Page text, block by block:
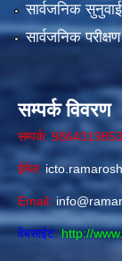
सार्वजनिक सुनुवाई
सार्वजनिक परीक्षण
सम्पर्क विवरण
सम्पर्क: 9864319853
ईमेल:
Email:
वेबसाईट:http://